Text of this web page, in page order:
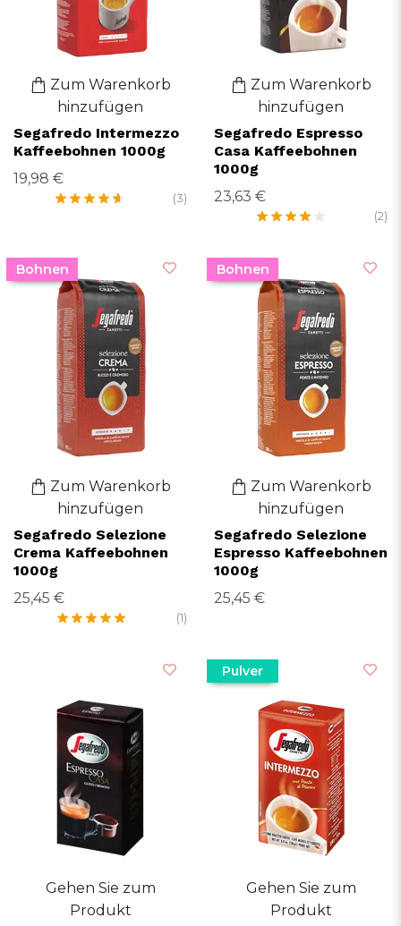
Zum Warenkorb
hinzufügen
Segafredo Intermezzo
Kaffeebohnen 1000g
19,98 €
(3)
Zum Warenkorb
hinzufügen
Segafredo Espresso
Casa Kaffeebohnen
1000g
23,63 €
(2)
Bohnen
Zum Warenkorb
hinzufügen
Segafredo Selezione
Crema Kaffeebohnen
1000g
25,45 €
(1)
Bohnen
Zum Warenkorb
hinzufügen
Segafredo Selezione
Espresso Kaffeebohnen
1000g
25,45 €
Gehen Sie zum
Produkt
Pulver
Gehen Sie zum
Produkt